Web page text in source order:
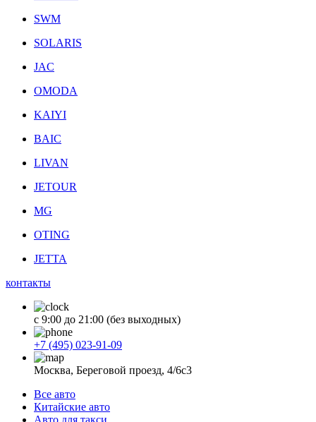
SWM
SOLARIS
JAC
OMODA
KAIYI
BAIC
LIVAN
JETOUR
MG
OTING
JETTA
контакты
с 9:00 до 21:00 (без выходных)
+7 (495) 023-91-09
Москва, Береговой проезд, 4/6с3
Все авто
Китайские авто